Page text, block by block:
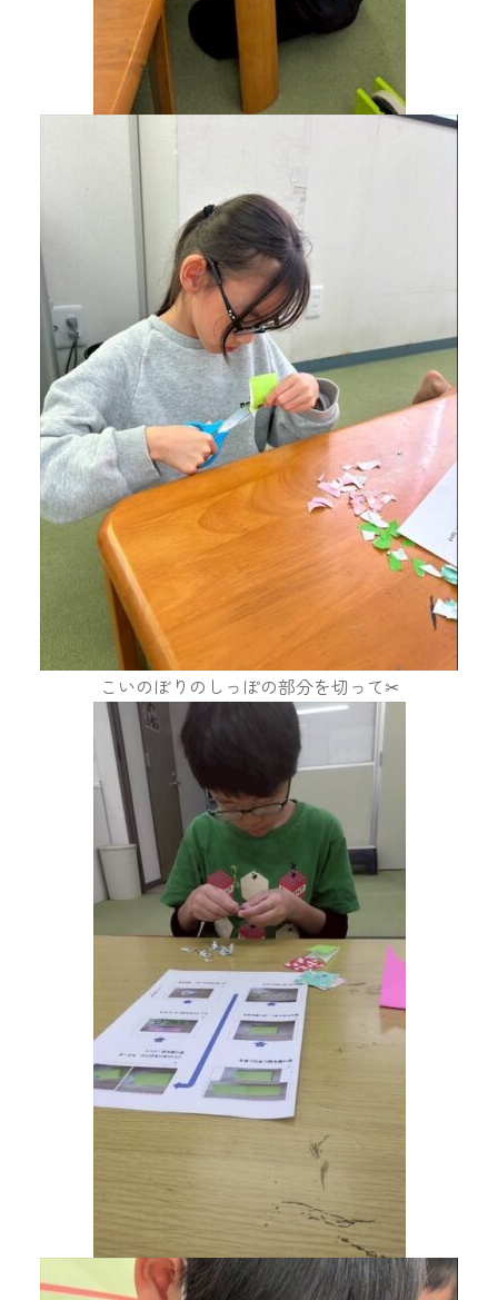
こいのぼりのしっぽの部分を切って✂